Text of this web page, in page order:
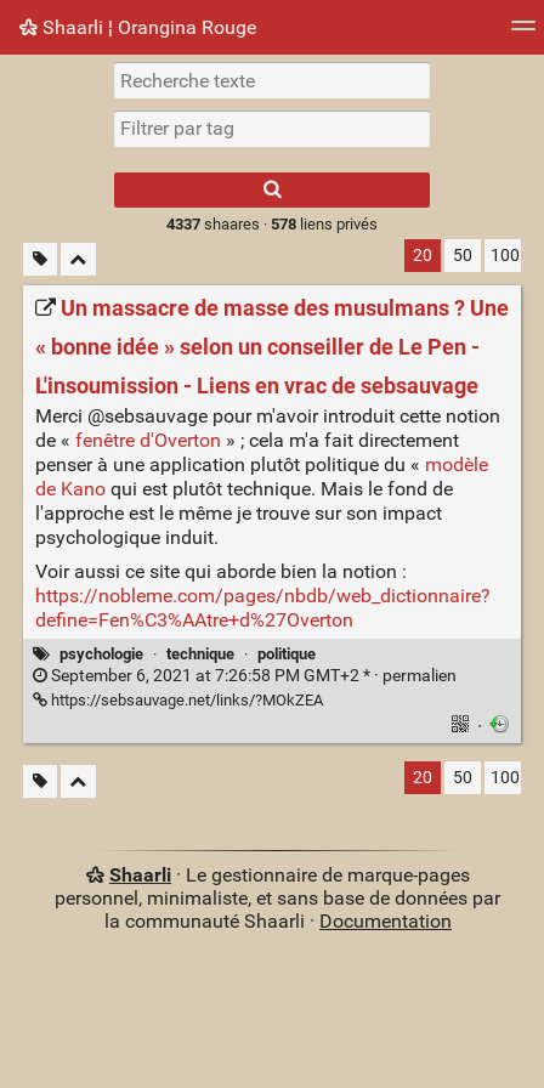
Shaarli ¦ Orangina Rouge
Nuage de tags Mur d'images
results.
4337shaares · 578liens privés
20 50 100
Un massacre de masse des musulmans ? Une
« bonne idée » selon un conseiller de Le Pen -
L'insoumission - Liens en vrac de sebsauvage
Merci @sebsauvage pour m'avoir introduit cette notion
de « fenêtre d'Overton » ; cela m'a fait directement
penser à une application plutôt politique du « modèle
de Kanoqui est plutôt technique. Mais le fond de
l'approche est le même je trouve sur son impact
psychologique induit.
Voir aussi ce site qui aborde bien la notion :
https://nobleme.com/pages/nbdb/web_dictionnaire?
define=Fen%C3%AAtre+d%27Overton
psychologie · technique · politique
September 6, 2021 at 7:26:58 PM GMT+2 * · permalien
https://sebsauvage.net/links/?MOkZEA
·
20 50 100
Shaarli· Le gestionnaire de marque-pages
personnel, minimaliste, et sans base de données par
la communauté Shaarli · Documentation